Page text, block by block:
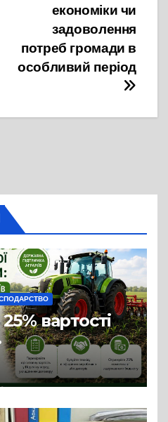
економіки чи
задоволення
потреб громади в
особливий період
вартості
що
аграріїв